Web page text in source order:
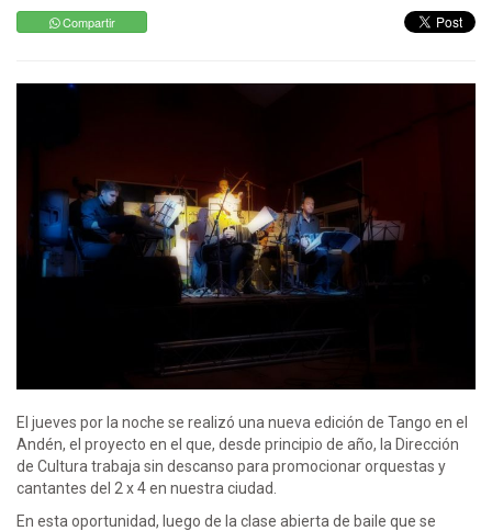
Compartir
El jueves por la noche se realizó una nueva edición de Tango en el
Andén, el proyecto en el que, desde principio de año, la Dirección
de Cultura trabaja sin descanso para promocionar orquestas y
cantantes del 2 x 4 en nuestra ciudad.
En esta oportunidad, luego de la clase abierta de baile que se